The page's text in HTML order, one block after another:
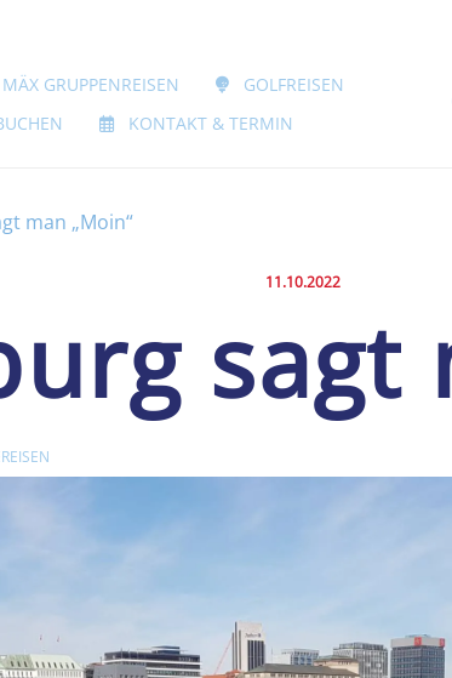
ÖFFNEN
MÄX GRUPPENREISEN
GOLFREISEN
KONTAKT & TERMIN
man „Moin“
Veröffentlicht am:
11.10.2022
sagt